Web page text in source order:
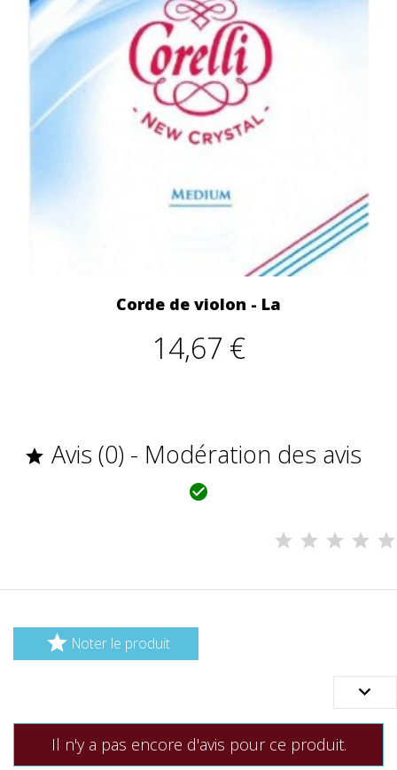
Corde de violon - La
14,67 €
 Avis (0) - Modération des avis

 Noter le produit

Il n'y a pas encore d'avis pour ce produit.